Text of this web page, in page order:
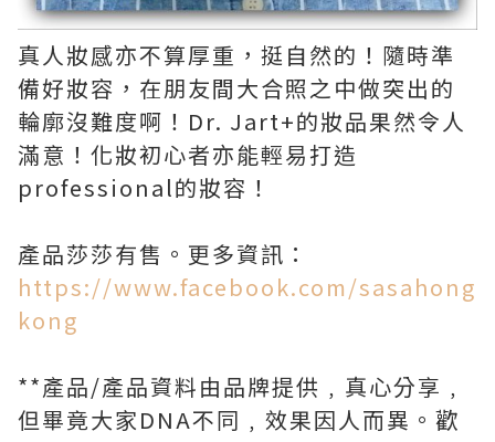
真人妝感亦不算厚重，挺自然的！隨時準
備好妝容，在朋友間大合照之中做突出的
輪廓沒難度啊！Dr. Jart+的妝品果然令人
滿意！化妝初心者亦能輕易打造
professional的妝容！
產品莎莎有售。更多資訊：
https://www.facebook.com/sasahong
kong
**產品/產品資料由品牌提供﹐真心分享﹐
但畢竟大家DNA不同﹐效果因人而異。歡